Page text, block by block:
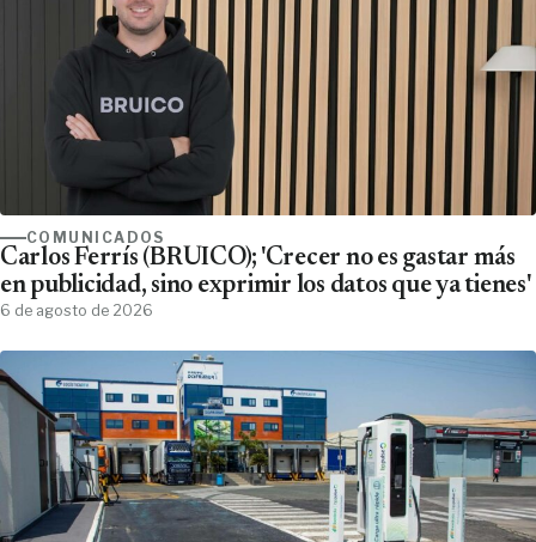
COMUNICADOS
Carlos Ferrís (BRUICO); 'Crecer no es gastar más
en publicidad, sino exprimir los datos que ya tienes'
6 de agosto de 2026